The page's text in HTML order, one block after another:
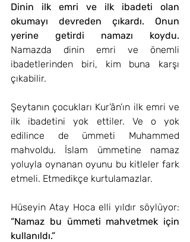
Dinin ilk emri ve ilk ibadeti olan
okumayı devreden çıkardı. Onun
Namazda dinin emri ve önemli
ibadetlerinden biri, kim buna karşı
çıkabilir.
Şeytanın çocukları Kur’ân’ın ilk emri ve
ilk ibadetini yok ettiler. Ve o yok
edilince de ümmeti Muhammed
mahvoldu. İslam ümmetine namaz
yoluyla oynanan oyunu bu kitleler fark
etmeli. Etmedikçe kurtulamazlar.
“Namaz bu ümmeti mahvetmek için
kullanıldı.”